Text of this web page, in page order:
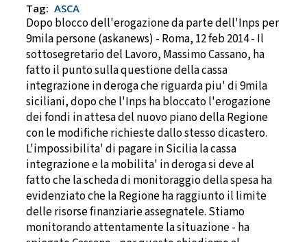
Tag: ASCA
Dopo blocco dell'erogazione da parte dell'Inps per
9mila persone (askanews) - Roma, 12 feb 2014 - Il
sottosegretario del Lavoro, Massimo Cassano, ha
fatto il punto sulla questione della cassa
integrazione in deroga che riguarda piu' di 9mila
siciliani, dopo che l'Inps ha bloccato l'erogazione
dei fondi in attesa del nuovo piano della Regione
con le modifiche richieste dallo stesso dicastero.
L'impossibilita' di pagare in Sicilia la cassa
integrazione e la mobilita' in deroga si deve al
fatto che la scheda di monitoraggio della spesa ha
evidenziato che la Regione ha raggiunto il limite
delle risorse finanziarie assegnatele. Stiamo
monitorando attentamente la situazione - ha